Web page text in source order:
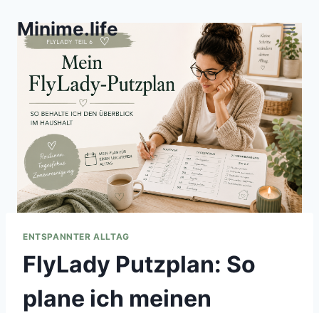
Inhalt
springen
Minime.life
ENTSPANNTER ALLTAG
FlyLady Putzplan: So
plane ich meinen